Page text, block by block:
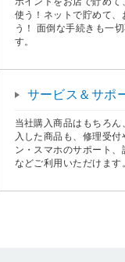
使う！ネットで貯めて、
う！ 面倒な手続きも一
す。
サービス＆サポ
当社購入商品はもちろん
入した商品も、修理受付
ン・スマホのサポート、
などご利用いただけます